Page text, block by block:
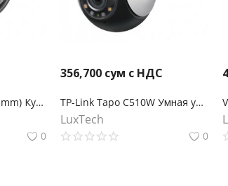
TP-Link VIGI C220I(2.8 mm) Купольная камера 2 Мп с ИК‑подсветкой
0
356,700 сум с НДС
TP-Link Tapo C510W Умная уличная поворотная камера
LuxTech
0